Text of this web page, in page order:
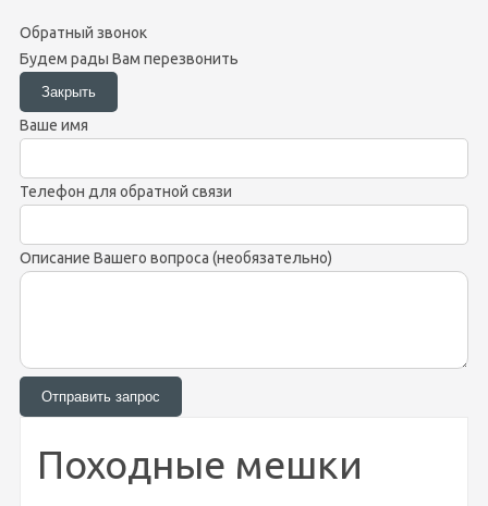
Обратный звонок
Будем рады Вам перезвонить
Ваше имя
Телефон для обратной связи
Описание Вашего вопроса (необязательно)
Походные мешки